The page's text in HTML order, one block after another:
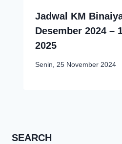
Jadwal KM
Desember 2024 –
2025
Senin, 25 November 2024
SEARCH